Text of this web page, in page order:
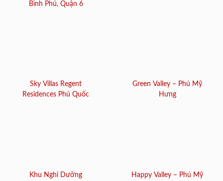
Bình Phú, Quận 6
Sky Villas Regent
Residences Phú Quốc
Green Valley – Phú Mỹ
Hưng
Khu Nghỉ Dưỡng
Happy Valley – Phú Mỹ